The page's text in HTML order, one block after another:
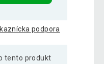
podpora
tento produkt